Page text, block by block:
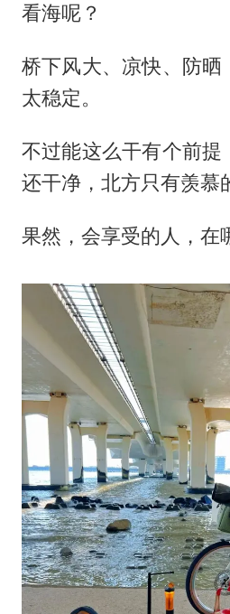
看海呢？
桥下风大、凉快、防晒
太稳定。
不过能这么干有个前提
还干净，北方只有羡慕
果然，会享受的人，在